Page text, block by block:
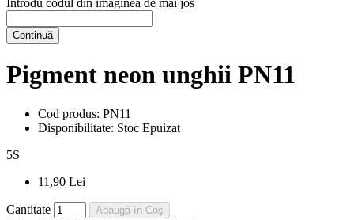
Continuă
Pigment neon unghii PN11
Cod produs: PN11
Disponibilitate: Stoc Epuizat
5S
11,90 Lei
Cantitate Adaugă în Coş